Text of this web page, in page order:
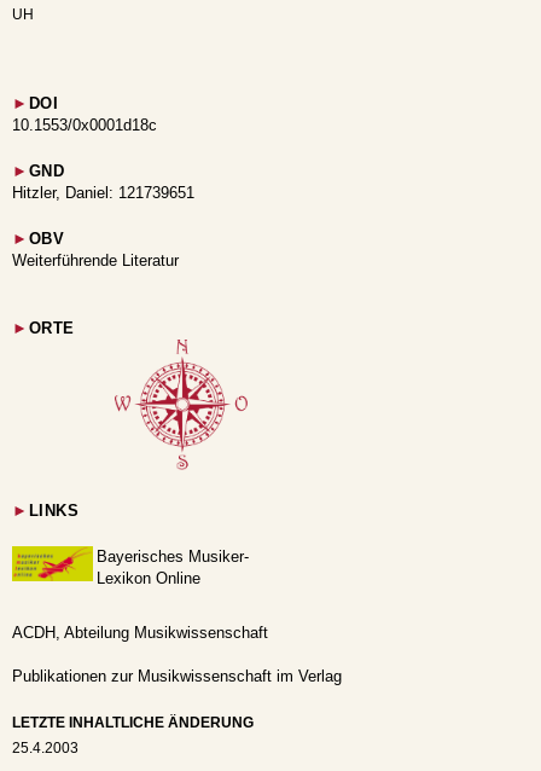
UH
► DOI
10.1553/0x0001d18c
► GND
Hitzler, Daniel: 121739651
► OBV
Weiterführende Literatur
► ORTE
► LINKS
Bayerisches Musiker-
Lexikon Online
ACDH, Abteilung Musikwissenschaft
Publikationen zur Musikwissenschaft im Verlag
LETZTE INHALTLICHE ÄNDERUNG
25.4.2003